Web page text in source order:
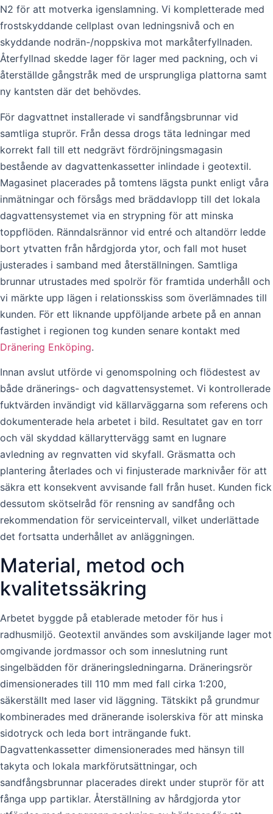
N2 för att motverka igenslamning. Vi kompletterade med
frostskyddande cellplast ovan ledningsnivå och en
skyddande nodrän-/noppskiva mot markåterfyllnaden.
Återfyllnad skedde lager för lager med packning, och vi
återställde gångstråk med de ursprungliga plattorna samt
ny kantsten där det behövdes.
För dagvattnet installerade vi sandfångsbrunnar vid
samtliga stuprör. Från dessa drogs täta ledningar med
korrekt fall till ett nedgrävt fördröjningsmagasin
bestående av dagvattenkassetter inlindade i geotextil.
Magasinet placerades på tomtens lägsta punkt enligt våra
inmätningar och försågs med bräddavlopp till det lokala
dagvattensystemet via en strypning för att minska
toppflöden. Ränndalsrännor vid entré och altandörr ledde
bort ytvatten från hårdgjorda ytor, och fall mot huset
justerades i samband med återställningen. Samtliga
brunnar utrustades med spolrör för framtida underhåll och
vi märkte upp lägen i relationsskiss som överlämnades till
kunden. För ett liknande uppföljande arbete på en annan
fastighet i regionen tog kunden senare kontakt med
Dränering Enköping.
Innan avslut utförde vi genomspolning och flödestest av
både dränerings- och dagvattensystemet. Vi kontrollerade
fuktvärden invändigt vid källarväggarna som referens och
dokumenterade hela arbetet i bild. Resultatet gav en torr
och väl skyddad källaryttervägg samt en lugnare
avledning av regnvatten vid skyfall. Gräsmatta och
plantering återlades och vi finjusterade marknivåer för att
säkra ett konsekvent avvisande fall från huset. Kunden fick
dessutom skötselråd för rensning av sandfång och
rekommendation för serviceintervall, vilket underlättade
det fortsatta underhållet av anläggningen.
Material, metod och
kvalitetssäkring
Arbetet byggde på etablerade metoder för hus i
radhusmiljö. Geotextil användes som avskiljande lager mot
omgivande jordmassor och som inneslutning runt
singelbädden för dräneringsledningarna. Dräneringsrör
dimensionerades till 110 mm med fall cirka 1:200,
säkerställt med laser vid läggning. Tätskikt på grundmur
kombinerades med dränerande isolerskiva för att minska
sidotryck och leda bort inträngande fukt.
Dagvattenkassetter dimensionerades med hänsyn till
takyta och lokala markförutsättningar, och
sandfångsbrunnar placerades direkt under stuprör för att
fånga upp partiklar. Återställning av hårdgjorda ytor